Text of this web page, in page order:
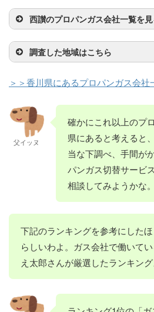
秋山プロパン
0879-68-
2111
緋田石油店
0879-68-
八代商店
0879-62-
0361
永和プロパン
0879-64-
5320
店／土庄給油所
2205
有限会社黒島商店
0879-82-
八木石油株式会社
久米加株式会社／
津田営業所
0879-42-
3335
久米加株式会社／
長尾営業所
0879-52-
6172
0103
有限会社丸山ガ
ス・デンキ店
0879-42-
2025
浜野石油株式会社
087-894-
1156
有限会社軒原石油
0879-43-
3047
菱讃ガス株式会社
0879-42-
3316
株式会社栗生商店
0879-42-
2531
1888
有限会社植原商店
087-889-
0552
内外プロパン株式
087-821-
有限会社斉藤燃料
087-867-
2710
087-881-
2247
下河プロパン
087-881-
伊丹産業株式会社
／高松営業所
087-867-
3000
ス部
事業者名 電話番号
ームライフ西日本
株式会社／丸亀営
業所
6560
菱讃ガス株式会社
／丸亀営業所
0877-86-
6866
四国ガス燃料株式
会社／高松営業所
0877-23-
4234
四国石油株式会社
／中讃営業所
0877-86-
2111
有限会社三木セキ
ユ
0877-98-
2014
矢野商店
0877-86-
3130
西讃のプロパンガス会社一覧を
事業者名 電話番号
3760
有限会社杉山商店
ガス部
2176
0875-27-
6115
ナガイガス設備
0875-52-
2303
堀口石油店
0875-54-
2172
有限会社竹華石油
調査した地域はこちら
＞＞香川県にあるプロパンガス会社
父イッヌ
確かにこれ以上のプ
県にあると考えると
当な下調べ、手間が
パンガス切替サービ
相談してみようかな。
下記のランキングを参考にした
らしいわよ。ガス会社で働いて
え太郎さんが厳選したランキング